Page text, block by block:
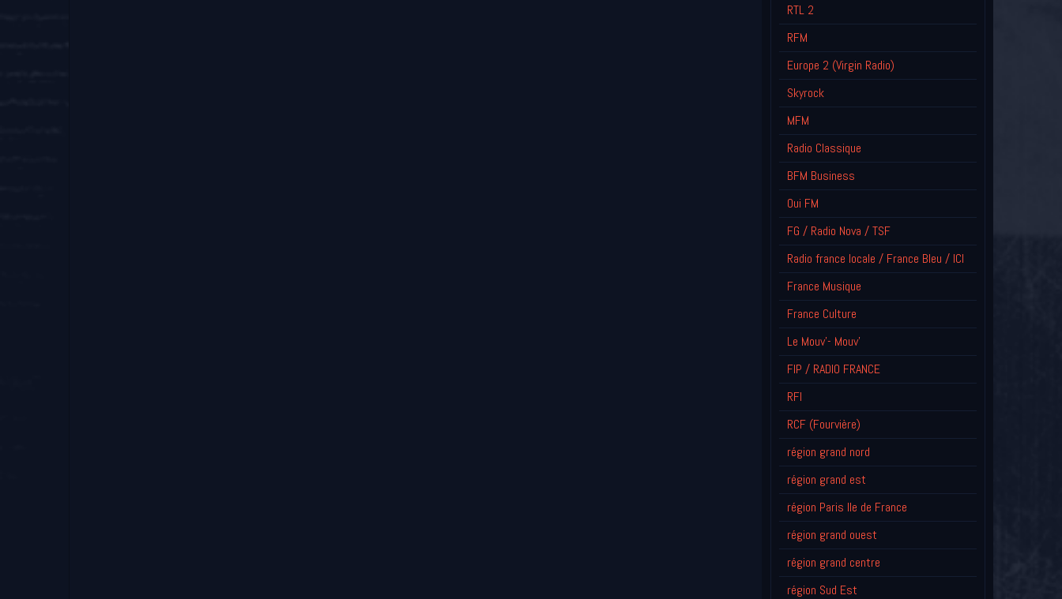
RTL 2
RFM
Europe 2 (Virgin Radio)
Skyrock
MFM
Radio Classique
BFM Business
Oui FM
FG / Radio Nova / TSF
Radio france locale / France Bleu / ICI
France Musique
France Culture
Le Mouv'- Mouv'
FIP / RADIO FRANCE
RFI
RCF (Fourvière)
région grand nord
région grand est
région Paris Ile de France
région grand ouest
région grand centre
région Sud Est